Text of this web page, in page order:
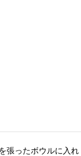
張ったボウルに入れ